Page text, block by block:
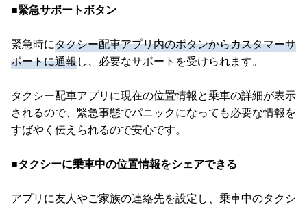
■緊急サポートボタン
緊急時にタクシー配車アプリ内のボタンからカスタマーサ
ポートに通報し、必要なサポートを受けられます。
タクシー配車アプリに現在の位置情報と乗車の詳細が表示
されるので、緊急事態でパニックになっても必要な情報を
すばやく伝えられるので安心です。
■タクシーに乗車中の位置情報をシェアできる
アプリに友人やご家族の連絡先を設定し、乗車中のタクシ